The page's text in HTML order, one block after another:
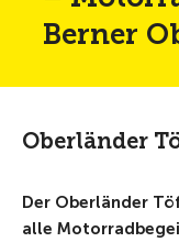
Berner
Oberländer
Der Oberländer
alle